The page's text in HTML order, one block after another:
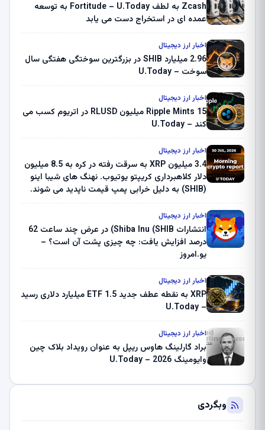
Zcash به لطف Fortitude – U.Today به توسعه
عمده ای در استخراج دست می یابد
اخبار ارز دیجیتال
2.96 میلیارد SHIB در بزرگترین سوختگی هفتگی سال
سوخت – U.Today
اخبار ارز دیجیتال
Ripple Mints 15 میلیون RLUSD در اتریوم کسب می
کند – U.Today
اخبار ارز دیجیتال
3.4 میلیون XRP به سرقت رفته در کره به 8.5 میلیون
دلار کلاهبرداری کریپتو یوتیوب. نهنگ های شیبا اینو
(SHIB) به دلیل خرابی پمپ قیمت ناپدید می شوند.
ثبت کرد – گزارش کریپتو صبح – U.Today
اخبار ارز دیجیتال
انتشارات Shiba Inu (SHIB) در عرض چند ساعت 62
درصد افزایش یافت: چه چیزی پشت آن است؟ –
یو.امروز
اخبار ارز دیجیتال
XRP به نقطه عطف جدید ETF 1.5 میلیارد دلاری رسید
– U.Today
اخبار ارز دیجیتال
براد گارلینگ هاوس ریپل به عنوان رویداد بلاک چین
وایومینگ 2026 – U.Today
وبگردی